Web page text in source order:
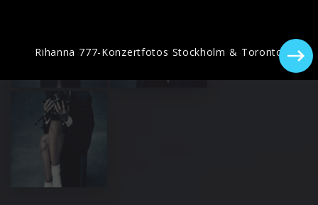
Rihanna 777-Konzertfotos Stockholm & Toronto